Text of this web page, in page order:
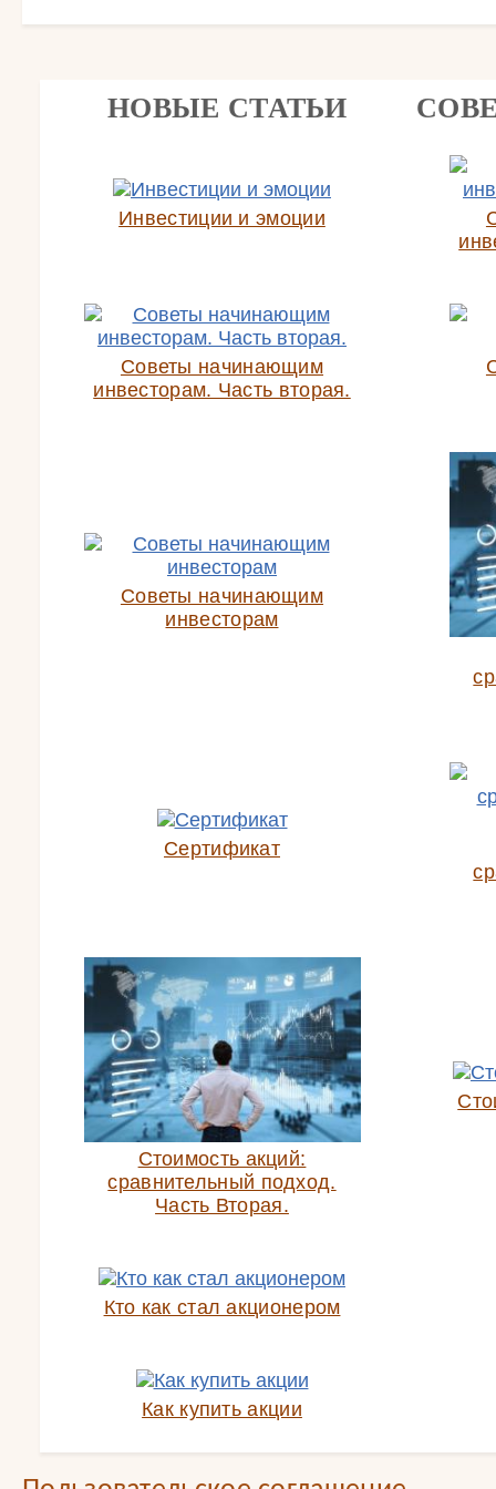
НОВЫЕ СТАТЬИ
Инвестиции и эмоции
Советы начинающим
инвесторам. Часть вторая.
Советы начинающим
инвесторам
Сертификат
Стоимость акций:
сравнительный подход.
Часть Вторая.
Кто как стал акционером
Как купить акции